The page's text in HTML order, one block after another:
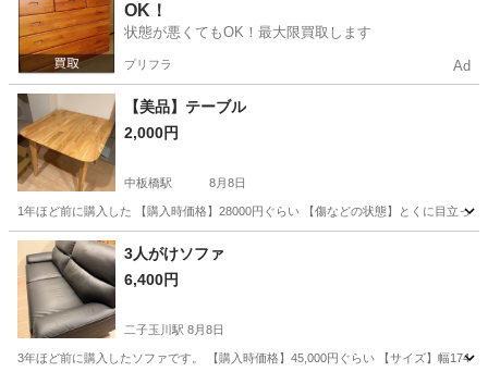
OK！
状態が悪くてもOK！最大限買取します
プリフラ Ad
【美品】テーブル
2,000円
中板橋駅 8月8日
1年ほど前に購入した 【購入時価格】28000円ぐらい 【傷などの状態】とくに目立っ
東京 板橋区 中板橋駅
3人がけソファ
6,400円
二子玉川駅 8月8日
3年ほど前に購入したソファです。 【購入時価格】45,000円ぐらい 【サイズ】幅